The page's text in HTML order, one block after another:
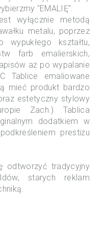
"EMALIĘ".
wyłącznie metodą
metalu, poprzez
wypukłego kształtu,
farb emalierskich,
aż po wypalanie
Tablice emaliowane
mieć produkt bardzo
estetyczny stylowy
Zach.) Tablica
dodatkiem w
prestiżu
odtworzyć tradycyjny
starych reklam